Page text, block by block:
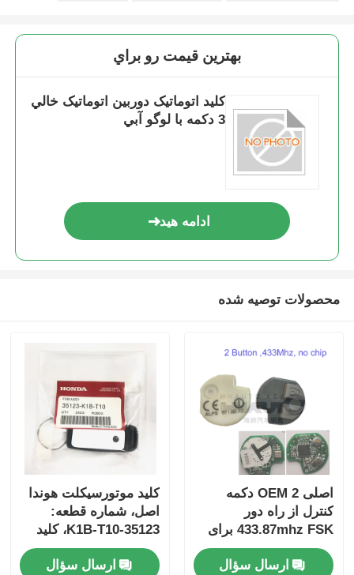
بهترين قيمت رو براي
کليد اتوماتيک دوربين اتوماتيک خالي
3 دکمه با لوگو آبي
ادامه هید
محصولات توصیه شده
اصلی OEM 2 دکمه
کنترل از راه دور
433.87mhz FSK برای
Su-zuki Jim-ny 2005-
2017 بدون تراشه
ارسال سؤال
کلید موتورسیکلت هوندا
اصل، شماره قطعه:
35123-K1B-T10، کلید
ریموت سه دکمه
FSK433.92MHz با چیپ
ارسال سؤال